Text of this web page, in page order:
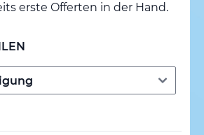
erste Offerten in der Hand.